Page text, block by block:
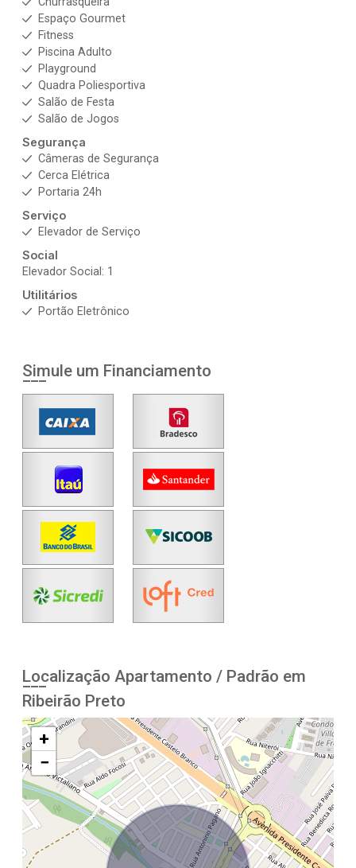
Espaço Gourmet
Fitness
Piscina Adulto
Playground
Quadra Poliesportiva
Salão de Festa
Salão de Jogos
Segurança
Câmeras de Segurança
Cerca Elétrica
Portaria 24h
Serviço
Elevador de Serviço
Social
Elevador Social: 1
Utilitários
Portão Eletrônico
Simule um Financiamento
Localização Apartamento / Padrão em
Ribeirão Preto
+
−